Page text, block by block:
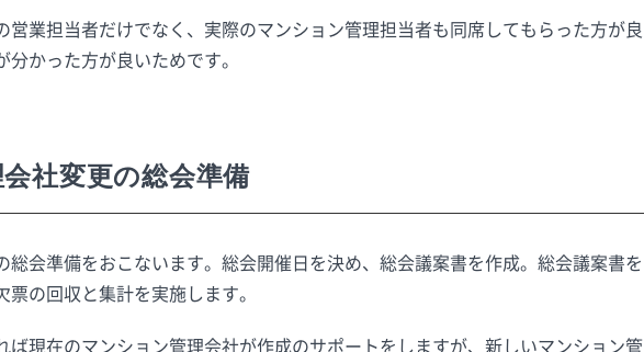
業担当者だけでなく、実際のマンション管理担当者も同席してもらった方が良
かった方が良いためです。
社変更の総会準備
総会準備をおこないます。総会開催日を決め、総会議案書を作成。総会議案書を
の回収と集計を実施します。
ば現在のマンション管理会社が作成のサポートをしますが、新しいマンション管